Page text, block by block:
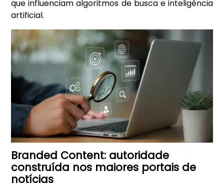
que influenciam algoritmos de busca e inteligência
artificial.
Branded Content: autoridade
construída nos maiores portais de
notícias